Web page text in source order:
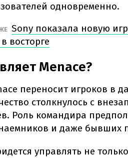
одновременно.
Sony показала новую
восторге
Menace?
переносит игроков в
столкнулось с
Роль командира
и даже бывших
управлять не